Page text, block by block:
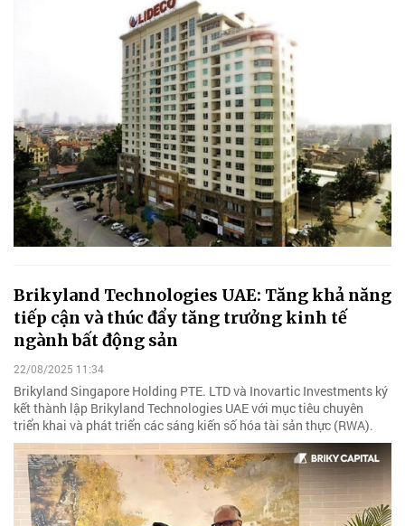
Brikyland Technologies UAE: Tăng khả năng
tiếp cận và thúc đẩy tăng trưởng kinh tế
ngành bất động sản
22/08/2025 11:34
Brikyland Singapore Holding PTE. LTD và Inovartic Investments ký
kết thành lập Brikyland Technologies UAE với mục tiêu chuyên
triển khai và phát triển các sáng kiến số hóa tài sản thực (RWA).